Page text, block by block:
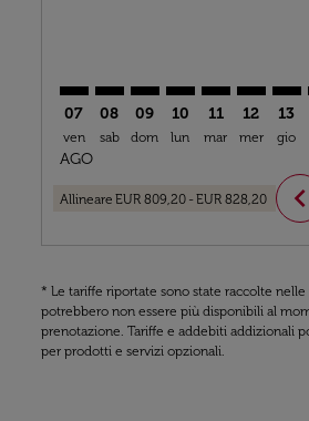
07
ven
AGO
08
sab
09
dom
10
lun
11
mar
12
mer
13
gio
Allineare EUR 809,20 -EUR 828,20 chevron_left
* Le tariffe riportate sono state raccolte
potrebbero non essere più disponibili al
prenotazione. Tariffe e addebiti addizionali
per prodotti e servizi opzionali.